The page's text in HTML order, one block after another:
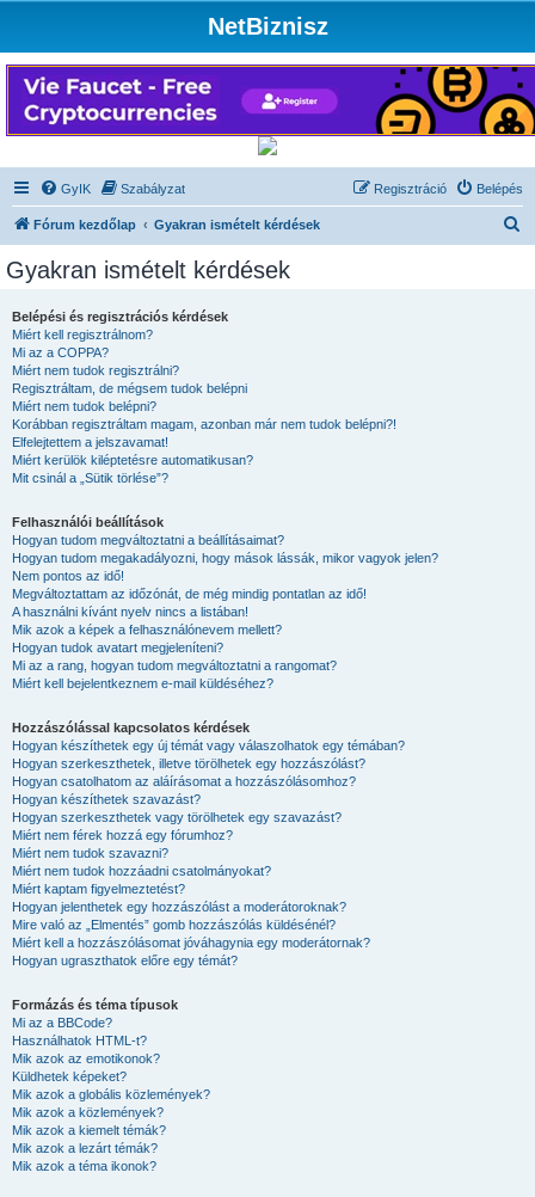
NetBiznisz
GyIK Szabályzat Belépés
Regisztráció
Fórum kezdőlap Gyakran ismételt kérdések
Gyakran ismételt kérdések
Belépési és regisztrációs kérdések
Miért kell regisztrálnom?
Mi az a COPPA?
Miért nem tudok regisztrálni?
Regisztráltam, de mégsem tudok belépni
Miért nem tudok belépni?
Korábban regisztráltam magam, azonban már nem tudok belépni?!
Elfelejtettem a jelszavamat!
Miért kerülök kiléptetésre automatikusan?
Mit csinál a „Sütik törlése”?
Felhasználói beállítások
Hogyan tudom megváltoztatni a beállításaimat?
Hogyan tudom megakadályozni, hogy mások lássák, mikor vagyok jelen?
Nem pontos az idő!
Megváltoztattam az időzónát, de még mindig pontatlan az idő!
A használni kívánt nyelv nincs a listában!
Mik azok a képek a felhasználónevem mellett?
Hogyan tudok avatart megjeleníteni?
Mi az a rang, hogyan tudom megváltoztatni a rangomat?
Miért kell bejelentkeznem e-mail küldéséhez?
Hozzászólással kapcsolatos kérdések
Hogyan készíthetek egy új témát vagy válaszolhatok egy témában?
Hogyan szerkeszthetek, illetve törölhetek egy hozzászólást?
Hogyan csatolhatom az aláírásomat a hozzászólásomhoz?
Hogyan készíthetek szavazást?
Hogyan szerkeszthetek vagy törölhetek egy szavazást?
Miért nem férek hozzá egy fórumhoz?
Miért nem tudok szavazni?
Miért nem tudok hozzáadni csatolmányokat?
Miért kaptam figyelmeztetést?
Hogyan jelenthetek egy hozzászólást a moderátoroknak?
Mire való az „Elmentés” gomb hozzászólás küldésénél?
Miért kell a hozzászólásomat jóváhagynia egy moderátornak?
Hogyan ugraszthatok előre egy témát?
Formázás és téma típusok
Mi az a BBCode?
Használhatok HTML-t?
Mik azok az emotikonok?
Küldhetek képeket?
Mik azok a globális közlemények?
Mik azok a közlemények?
Mik azok a kiemelt témák?
Mik azok a lezárt témák?
Mik azok a téma ikonok?